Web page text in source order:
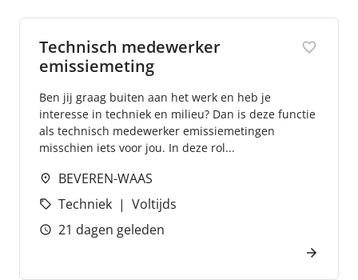
Technisch medewerker
emissiemeting
Ben jij graag buiten aan het werk en heb je
interesse in techniek en milieu? Dan is deze functie
als technisch medewerker emissiemetingen
misschien iets voor jou. In deze rol...
BEVEREN-WAAS
Techniek
Voltijds
21 dagen geleden